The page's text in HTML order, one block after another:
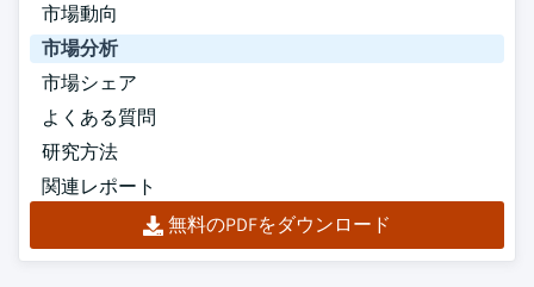
市場動向
市場分析
市場シェア
よくある質問
研究方法
関連レポート
無料のPDFをダウンロード